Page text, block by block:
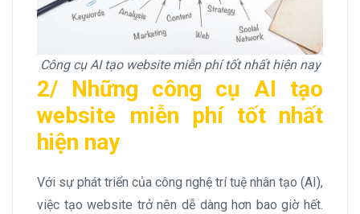
Công cụ AI tạo website miễn phí tốt nhất hiện nay
2/ Những công cụ AI tạo
website miễn phí tốt nhất
hiện nay
Với sự phát triển của công nghệ trí tuệ nhân tạo (AI),
việc tạo website trở nên dễ dàng hơn bao giờ hết.